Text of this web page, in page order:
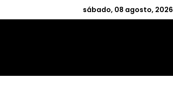
sábado, 08 agosto, 2026